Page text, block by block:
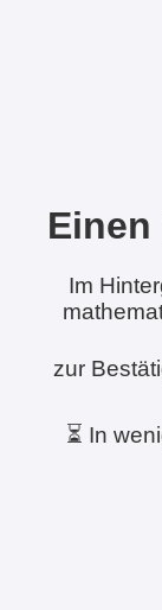
Einen
Im
zur
⏳ In